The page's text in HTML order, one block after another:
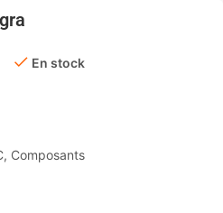
En stock
, Composants